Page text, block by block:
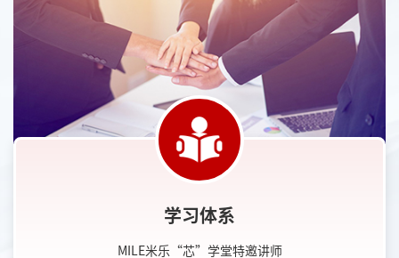
学习体系
MILE米乐“芯”学堂特邀讲师